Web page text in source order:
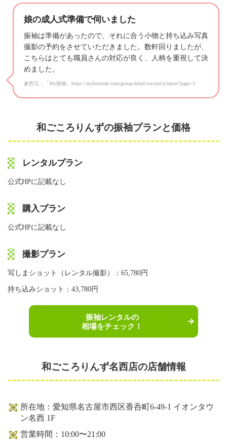
娘の成人式準備で伺いました
振袖は準備があったので、それに合う小物と持ち込み写真
撮影の予約をさせていただきました。数軒回りましたが、
こちらはとても職員さんの対応が良く、人柄を重視して決
めました。
参照元：「My振袖」https://myfurisode.com/group/detail/wa-rinz/p/report?page=3
和ごころりんずの振袖プランと価格
レンタルプラン
公式HPに記載なし
購入プラン
公式HPに記載なし
撮影プラン
写しまショット（レンタル撮影）：65,780円
持ち込みショット：43,780円
振袖レンタルの
相場をチェック！
和ごころりんず名西店の店舗情報
所在地：愛知県名古屋市西区香呑町6-49-1 イオンタウ
ン名西 1F
営業時間：10:00〜21:00